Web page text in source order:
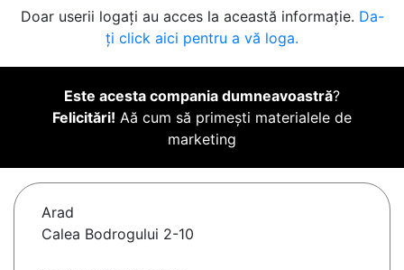
Doar userii logați au acces la această informație. Da-
ți click aici pentru a vă loga.
Este acesta compania dumneavoastră?
Felicitări! Aă cum să primești materialele de
marketing
Arad
Calea Bodrogului 2-10